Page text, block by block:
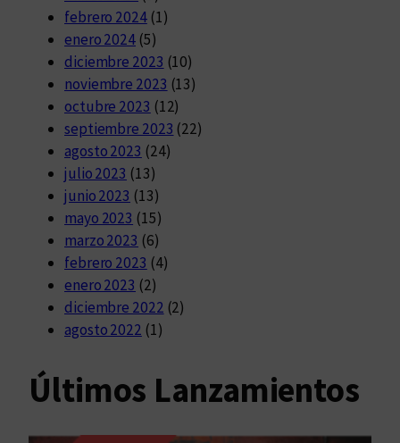
febrero 2024(1)
enero 2024 (5)
diciembre 2023 (10)
noviembre 2023 (13)
octubre 2023 (12)
septiembre 2023 (22)
agosto 2023 (24)
julio 2023 (13)
junio 2023 (13)
mayo 2023 (15)
marzo 2023 (6)
febrero 2023 (4)
enero 2023 (2)
diciembre 2022 (2)
agosto 2022 (1)
Últimos Lanzamientos